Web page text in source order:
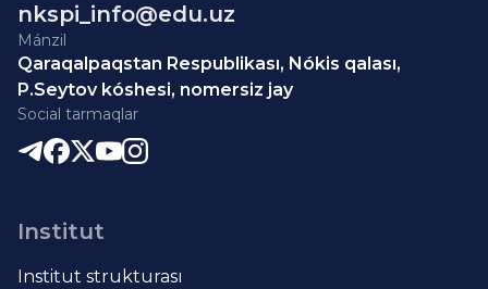
nkspi_info@edu.uz
Mánzil
Qaraqalpaqstan Respublikası, Nókis qalası,
P.Seytov kóshesi, nomersiz jay
Social tarmaqlar
Institut
Institut strukturası